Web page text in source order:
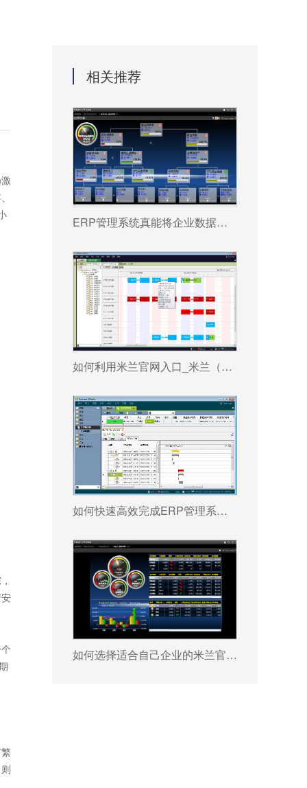
相关推荐
ERP管理系统真能将企业数据转化为可执行决策吗?
如何利用米兰官网入口_米兰（中国） 系统更好提升企业运营效率?
如何快速高效完成ERP管理系统配置?
如何选择适合自己企业的米兰官网入口_米兰（中国） ?